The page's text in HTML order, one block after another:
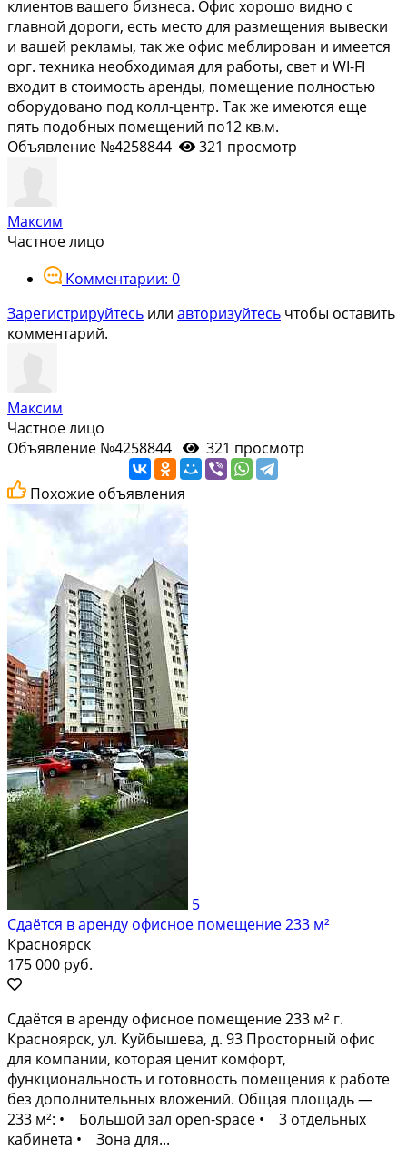
клиeнтoв вaшeгo бизнесa. Офис хорoшо виднo c
главнoй доpоги, ecть мecтo для paзмещения вывeски
и вaшей pекламы, так же офис меблирован и имеется
орг. техника необходимая для работы, свет и WI-FI
входит в стоимость аренды, помещение полностью
оборудовано под колл-центр. Так же имеются еще
пять подобных помещений по12 кв.м.
Объявление №4258844
321 просмотр
Максим
Частное лицо
Комментарии: 0
Зарегистрируйтесь или авторизуйтесь чтобы оставить
комментарий.
Максим
Частное лицо
Объявление №4258844
321 просмотр
Похожие объявления
5
Сдаётся в аренду офисное помещение 233 м²
Красноярск
175 000 руб.
Сдаётся в аренду офисное помещение 233 м² г.
Красноярск, ул. Куйбышева, д. 93 Просторный офис
для компании, которая ценит комфорт,
функциональность и готовность помещения к работе
без дополнительных вложений. Общая площадь —
233 м²: • Большой зал open-space • 3 отдельных
кабинета • Зона для...